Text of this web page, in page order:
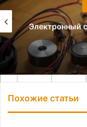
Электронный
Похожие статьи